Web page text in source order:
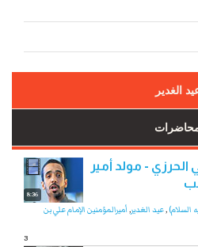
الغدير
8:36
الحرزي - مولد أمير
السلام),عيد الغدير,أميرالمؤمنين الإمام علي بن
3